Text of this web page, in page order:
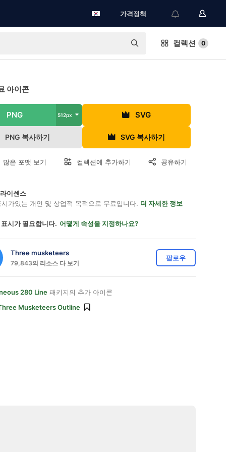
가격정책
컬렉션 0
아이콘
PNG 512px SVG
PNG 복사하기 SVG 복사하기
많은 포맷 보기 컬렉션에 추가하기 공유하기
이센스
가있는 개인 및 상업적 목적으로 무료입니다. 더 자세한 정보
시가 필요합니다. 어떻게 속성을 지정하나요?
Three musketeers
79,843의 리소스 다 보기
팔로우
280 Line 패키지의 추가 아이콘
Musketeers Outline